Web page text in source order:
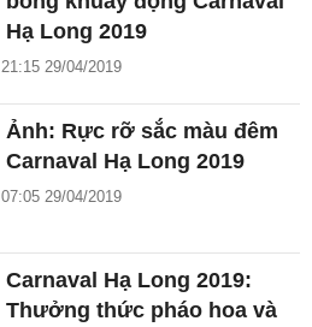
Hạ Long 2019
21:15 29/04/2019
Ảnh: Rực rỡ sắc màu đêm
Carnaval Hạ Long 2019
07:05 29/04/2019
Carnaval Hạ Long 2019:
Thưởng thức pháo hoa và